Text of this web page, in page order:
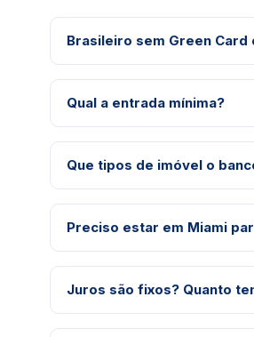
Brasileiro sem Green
Qual a entrada mínima?
Que tipos de imóvel o
Preciso estar em Miami
Juros são fixos? Quanto